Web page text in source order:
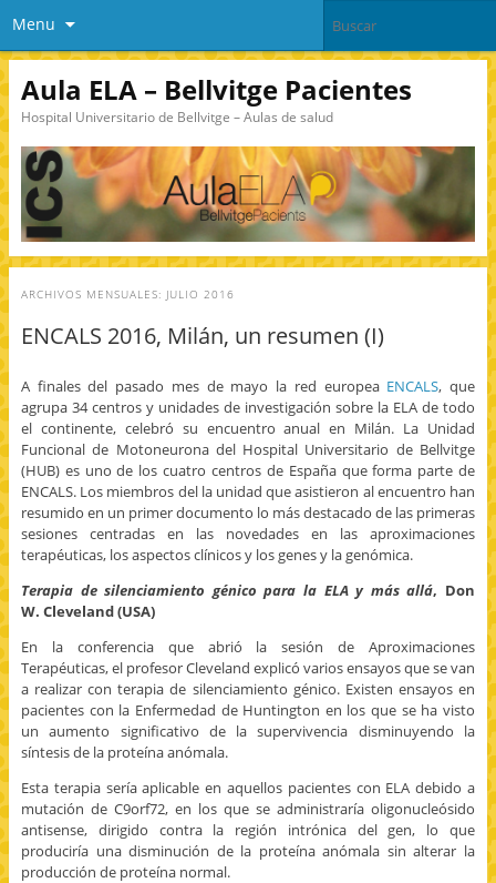
Menu
Aula ELA – Bellvitge Pacientes
Hospital Universitario de Bellvitge – Aulas de salud
ARCHIVOS MENSUALES: JULIO 2016
ENCALS 2016, Milán, un resumen (I)
A finales del pasado mes de mayo la red europea ENCALS, que
agrupa 34 centros y unidades de investigación sobre la ELA de todo
el continente, celebró su encuentro anual en Milán. La Unidad
Funcional de Motoneurona del Hospital Universitario de Bellvitge
(HUB) es uno de los cuatro centros de España que forma parte de
ENCALS. Los miembros del la unidad que asistieron al encuentro han
resumido en un primer documento lo más destacado de las primeras
sesiones centradas en las novedades en las aproximaciones
terapéuticas, los aspectos clínicos y los genes y la genómica.
Terapia de silenciamiento génico para la ELA y más allá, Don
W. Cleveland (USA)
En la conferencia que abrió la sesión de Aproximaciones
Terapéuticas, el profesor Cleveland explicó varios ensayos que se van
a realizar con terapia de silenciamiento génico. Existen ensayos en
pacientes con la Enfermedad de Huntington en los que se ha visto
un aumento significativo de la supervivencia disminuyendo la
síntesis de la proteína anómala.
Esta terapia sería aplicable en aquellos pacientes con ELA debido a
mutación de C9orf72, en los que se administraría oligonucleósido
antisense, dirigido contra la región intrónica del gen, lo que
produciría una disminución de la proteína anómala sin alterar la
producción de proteína normal.